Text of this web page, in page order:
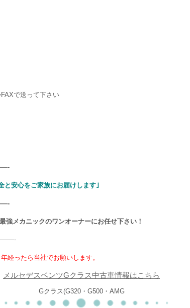
で送って下さい
と安心をご家族にお届けします｣
強メカニックのワンオーナーにお任せ下さい！
経ったら当社でお願いします。
メルセデスベンツGクラス中古車情報はこちら
Gクラス(G320・G500・AMG